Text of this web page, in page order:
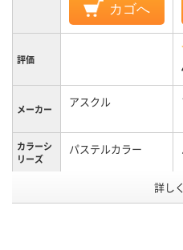
カゴへ
評価
メーカー アスクル
カラーシ
リーズ
パステルカラー
75×25mm、75×25
ｍｍ
詳し